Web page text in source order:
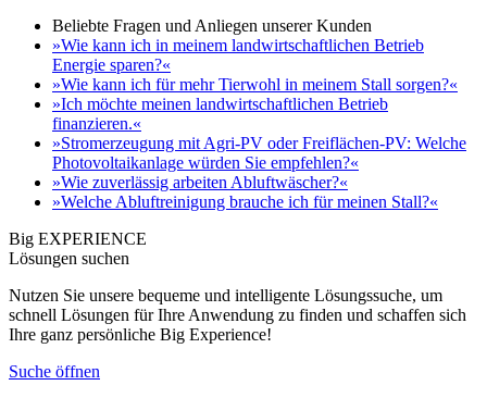
Beliebte Fragen und Anliegen unserer Kunden
»Wie kann ich in meinem landwirtschaftlichen Betrieb
Energie sparen?«
»Wie kann ich für mehr Tierwohl in meinem Stall sorgen?«
»Ich möchte meinen landwirtschaftlichen Betrieb
finanzieren.«
»Stromerzeugung mit Agri-PV oder Freiflächen-PV: Welche
Photovoltaikanlage würden Sie empfehlen?«
»Wie zuverlässig arbeiten Abluftwäscher?«
»Welche Abluftreinigung brauche ich für meinen Stall?«
Big EXPERIENCE
Lösungen suchen
Nutzen Sie unsere bequeme und intelligente Lösungssuche, um
schnell Lösungen für Ihre Anwendung zu finden und schaffen sich
Ihre ganz persönliche Big Experience!
Suche öffnen